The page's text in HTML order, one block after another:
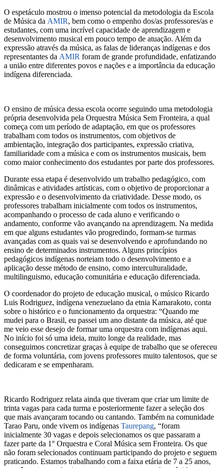
O espetáculo mostrou o imenso potencial da metodologia da Escola
de Música da AMIR, bem como o empenho dos/as professores/as e
estudantes, com uma incrível capacidade de aprendizagem e
desenvolvimento musical em pouco tempo de atuação. Além da
expressão através da música, as falas de lideranças indígenas e dos
representantes da AMIR foram de grande profundidade, enfatizando
a união entre diferentes povos e nações e a importância da educação
indígena diferenciada.
O ensino de música dessa escola ocorre seguindo uma metodologia
própria desenvolvida pela Orquestra Música Sem Fronteira, a qual
começa com um período de adaptação, em que os professores
trabalham com todos os instrumentos, com objetivos de
ambientação, integração dos participantes, expressão criativa,
familiaridade com a música e com os instrumentos musicais, bem
como maior conhecimento dos estudantes por parte dos professores.
Durante essa etapa é desenvolvido um trabalho pedagógico, com
dinâmicas e atividades artísticas, com o objetivo de proporcionar a
expressão e o desenvolvimento da criatividade. Desse modo, os
professores trabalham inicialmente com todos os instrumentos,
acompanhando o processo de cada aluno e verificando o
andamento, conforme vão avançando na aprendizagem. Na medida
em que alguns estudantes vão progredindo, formam-se turmas
avançadas com as quais vai se desenvolvendo e aprofundando no
ensino de determinados instrumentos. Alguns princípios
pedagógicos indígenas norteiam todo o desenvolvimento e a
aplicação desse método de ensino, como interculturalidade,
multilinguismo, educação comunitária e educação diferenciada.
O coordenador do projeto de educação musical, o músico Ricardo
Luis Rodriguez, indígena venezuelano da etnia Kamarakoto, conta
sobre o histórico e o funcionamento da orquestra: “Quando me
mudei para o Brasil, eu passei um ano distante da música, até que
me veio esse desejo de formar uma orquestra com indígenas aqui.
No início foi só uma ideia, muito longe da realidade, mas
conseguimos concretizar graças à equipe de trabalho que se ofereceu
de forma voluntária, com jovens professores muito talentosos, que se
dedicaram e se empenharam.
Ricardo Rodriguez relata ainda que tiveram que criar um limite de
trinta vagas para cada turma e posteriormente fazer a seleção dos
que mais avançaram tocando ou cantando. Também na comunidade
Tarao Paru, onde vivem os indígenas Taurepang, “foram
inicialmente 30 vagas e depois selecionamos os que passaram a
fazer parte da 1° Orquestra e Coral Música sem Fronteira. Os que
não foram selecionados continuam participando do projeto e seguem
praticando. Estamos trabalhando com a faixa etária de 7 a 25 anos,